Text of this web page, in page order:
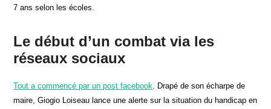
7 ans selon les écoles.
Le début d’un combat via les
réseaux sociaux
Tout a commencé par un post facebook . Drapé de son écharpe de
maire, Giogio Loiseau lance une alerte sur la situation du handicap en